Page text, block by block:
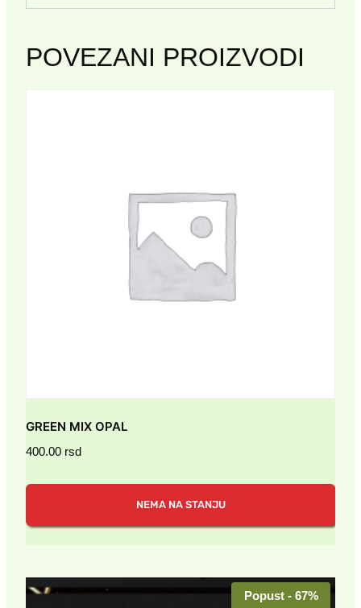
POVEZANI PROIZVODI
GREEN MIX OPAL
400.00 rsd
NEMA NA STANJU
Popust - 67%